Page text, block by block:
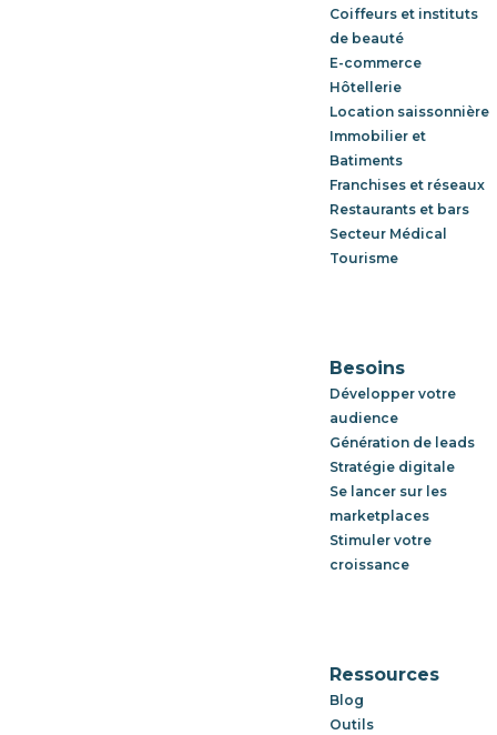
Coiffeurs et instituts
de beauté
E-commerce
Hôtellerie
Location saissonnière
Immobilier et
Batiments
Franchises et réseaux
Restaurants et bars
Secteur Médical
Tourisme
Besoins
Développer votre
audience
Génération de leads
Stratégie digitale
Se lancer sur les
marketplaces
Stimuler votre
croissance
Ressources
Blog
Outils